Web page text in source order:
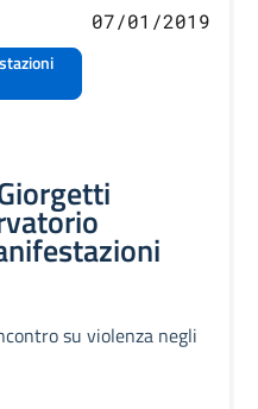
07/01/2019
su violenza negli